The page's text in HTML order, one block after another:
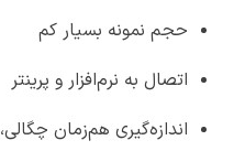
حجم نمونه بسیار کم
اتصال به نرم‌افزار و پرینتر
اندازه‌گیری هم‌زمان چگالی، SG و API